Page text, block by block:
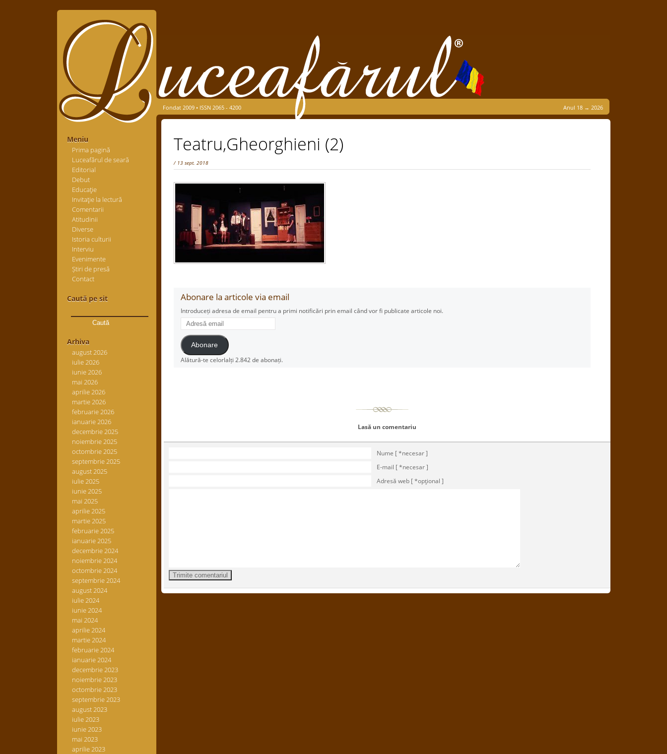
Meniu
Prima pagină
Luceafărul de seară
Editorial
Debut
Educaţie
Invitaţie la lectură
Comentarii
Atitudinii
Diverse
Istoria culturii
Interviu
Evenimente
Știri de presă
Contact
Caută pe sit
după:
Arhiva
august 2026
iulie 2026
iunie 2026
mai 2026
aprilie 2026
martie 2026
februarie 2026
ianuarie 2026
decembrie 2025
noiembrie 2025
octombrie 2025
septembrie 2025
august 2025
iulie 2025
iunie 2025
mai 2025
aprilie 2025
martie 2025
februarie 2025
ianuarie 2025
decembrie 2024
noiembrie 2024
octombrie 2024
septembrie 2024
august 2024
iulie 2024
iunie 2024
mai 2024
aprilie 2024
martie 2024
februarie 2024
ianuarie 2024
decembrie 2023
noiembrie 2023
octombrie 2023
septembrie 2023
august 2023
iulie 2023
iunie 2023
mai 2023
aprilie 2023
Fondat 2009 • ISSN 2065 - 4200 Anul 18 → 2026
Teatru,Gheorghieni (2)
/ 13 sept. 2018
Abonare la articole via email
Introduceți adresa de email pentru a primi notificări prin email când vor fi publicate articole noi.
Adresă
email
Abonare
Alătură-te celorlalți 2.842 de abonați.
Lasă un comentariu
Nume [ *necesar ]
E-mail [ *necesar ]
Adresă web [ *opţional ]